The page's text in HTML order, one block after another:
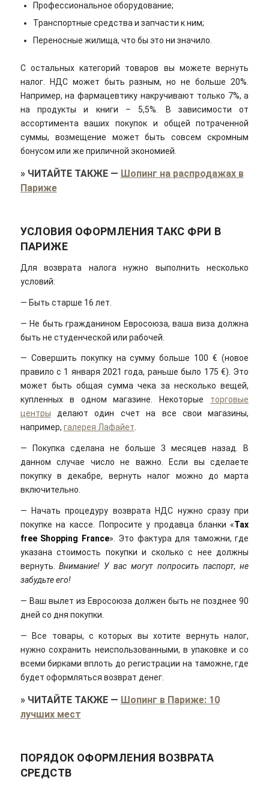
Профессиональное оборудование;
Транспортные средства и запчасти к ним;
Переносные жилища, что бы это ни значило.
С остальных категорий товаров вы можете вернуть
налог. НДС может быть разным, но не больше 20%.
Например, на фармацевтику накручивают только 7%, а
на продукты и книги – 5,5%. В зависимости от
ассортимента ваших покупок и общей потраченной
суммы, возмещение может быть совсем скромным
бонусом или же приличной экономией.
» ЧИТАЙТЕ ТАКЖЕ— Шопинг на распродажах в
Париже
УСЛОВИЯ ОФОРМЛЕНИЯ ТАКС ФРИ В
ПАРИЖЕ
Для возврата налога нужно выполнить несколько
условий:
— Быть старше 16 лет.
— Не быть гражданином Евросоюза, ваша виза должна
быть не студенческой или рабочей.
— Совершить покупку на сумму больше 100 € (новое
правило с 1 января 2021 года, раньше было 175 €). Это
может быть общая сумма чека за несколько вещей,
купленных в одном магазине. Некоторые торговые
центры делают один счет на все свои магазины,
например, галерея Лафайет.
— Покупка сделана не больше 3 месяцев назад. В
данном случае число не важно. Если вы сделаете
покупку в декабре, вернуть налог можно до марта
включительно.
— Начать процедуру возврата НДС нужно сразу при
покупке на кассе. Попросите у продавца бланки «Tax
free Shopping France». Это фактура для таможни, где
указана стоимость покупки и сколько с нее должны
вернуть.Внимание! У вас могут попросить паспорт, не
забудьте его!
— Ваш вылет из Евросоюза должен быть не позднее 90
дней со дня покупки.
— Все товары, с которых вы хотите вернуть налог,
нужно сохранить неиспользованными, в упаковке и со
всеми бирками вплоть до регистрации на таможне, где
будет оформляться возврат денег.
» ЧИТАЙТЕ ТАКЖЕ— Шопинг в Париже: 10
лучших мест
ПОРЯДОК ОФОРМЛЕНИЯ ВОЗВРАТА
СРЕДСТВ